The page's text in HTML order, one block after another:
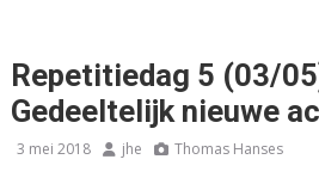
Repetitiedag 5 (03/
Gedeeltelijk nieuwe
3 mei 2018 jhe Thomas Hanses